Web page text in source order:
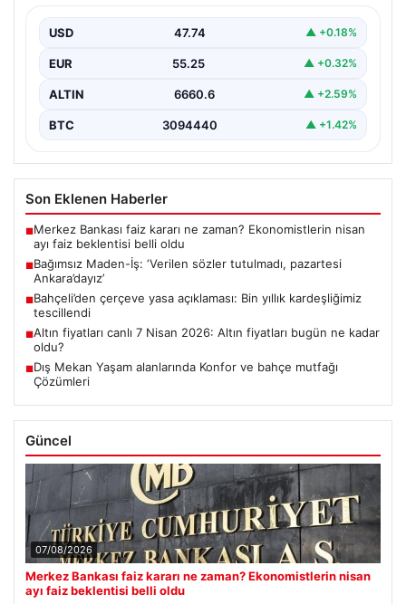
USD 47.74 ▲ +0.18%
EUR 55.25 ▲ +0.32%
ALTIN 6660.6 ▲ +2.59%
BTC 3094440 ▲ +1.42%
Son Eklenen Haberler
■Merkez Bankası faiz kararı ne zaman? Ekonomistlerin nisan
ayı faiz beklentisi belli oldu
■Bağımsız Maden-İş: ‘Verilen sözler tutulmadı, pazartesi
Ankara’dayız’
■Bahçeli’den çerçeve yasa açıklaması: Bin yıllık kardeşliğimiz
tescillendi
■Altın fiyatları canlı 7 Nisan 2026: Altın fiyatları bugün ne kadar
oldu?
■Dış Mekan Yaşam alanlarında Konfor ve bahçe mutfağı
Çözümleri
Güncel
07/08/2026
Merkez Bankası faiz kararı ne zaman? Ekonomistlerin nisan
ayı faiz beklentisi belli oldu